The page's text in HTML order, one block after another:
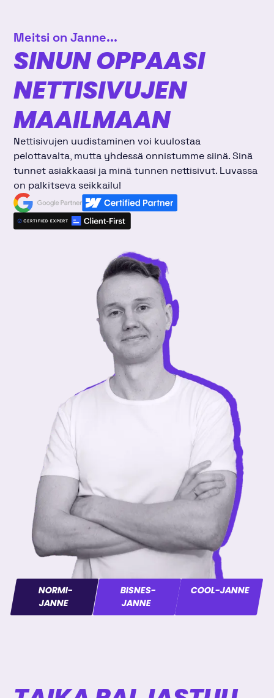
NORMI-
JANNE
BISNES-
JANNE
COOL-JANNE
Meitsi on Janne...
SINUN OPPAASI
NETTISIVUJEN
MAAILMAAN
Nettisivujen uudistaminen voi kuulostaa
pelottavalta, mutta yhdessä onnistumme siinä. Sinä
tunnet asiakkaasi ja minä tunnen nettisivut. Luvassa
on palkitseva seikkailu!